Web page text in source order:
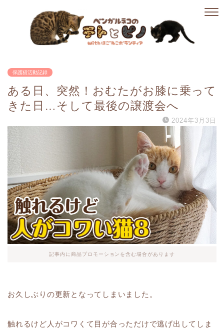
保護猫活動記録
ある日、突然！おむたがお膝に乗って
きた日…そして最後の譲渡会へ
2024年3月3日
記事内に商品プロモーションを含む場合があります
お久しぶりの更新となってしまいました。
触れるけど人がコワくて目が合っただけで逃げ出してしま